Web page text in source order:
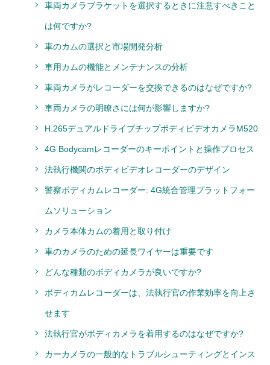
車両カメラブラケットを選択するときに注意すべきこと
は何ですか?
車のカムの選択と市場開発分析
車用カムの機能とメンテナンスの分析
車両カメラがレコーダーを交換できるのはなぜですか?
車両カメラの明瞭さには何が影響しますか?
H.265デュアルドライブチップボディビデオカメラM520
4G Bodycamレコーダーのキーポイントと操作プロセス
法執行機関のボディビデオレコーダーのデザイン
警察ボディカムレコーダー: 4G統合管理プラットフォー
ムソリューション
カメラ本体カムの着用と取り付け
車のカメラのための延長ワイヤーは重要です
どんな種類のボディカメラが良いですか?
ボディカムレコーダーは、法執行官の作業効率を向上さ
せます
法執行官がボディカメラを着用するのはなぜですか?
カーカメラの一般的なトラブルシューティングとインス